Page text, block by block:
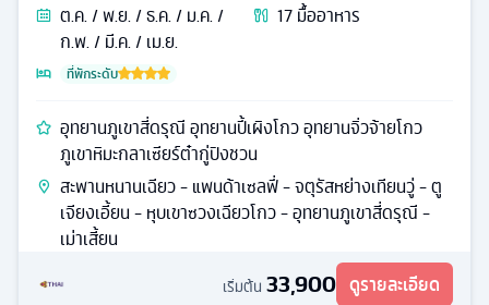
ต.ค. / พ.ย. / ธ.ค. / ม.ค. /
ก.พ. / มี.ค. / เม.ย.
17มื้ออาหาร
ที่พักระดับ
อุทยานภูเขาสี่ดรุณี อุทยานปี้เผิงโกว อุทยานจิ่วจ้ายโกว
ภูเขาหิมะกลาเซียร์ต๋ากู่ปิงชวน
สะพานหนานเฉียว - แพนด้าเซลฟี่ - จตุรัสหย่างเทียนวู่ - ตู
เจียงเอี้ยน - หุบเขาซวงเฉียวโกว - อุทยานภูเขาสี่ดรุณี -
เม่าเสี้ยน
เริ่มต้น 33,900 ดูรายละเอียด